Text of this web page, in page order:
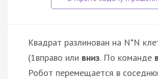
Квадрат разлинован на N*N
(1вправо или вниз. По команде
Робот перемещается в